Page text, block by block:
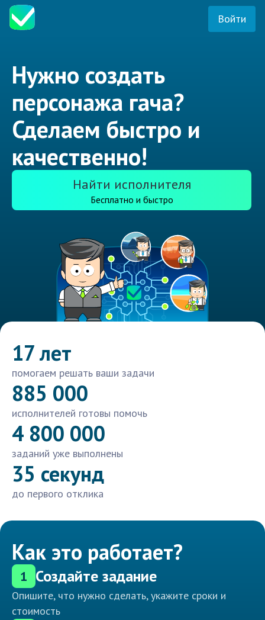
Войти
Нужно создать
персонажа гача?
Сделаем быстро и
качественно!
Найти исполнителя
Бесплатно и быстро
17 лет
помогаем решать ваши задачи
885 000
исполнителей готовы помочь
4 800 000
заданий уже выполнены
35 секунд
до первого отклика
Как это работает?
1 Создайте задание
Опишите, что нужно сделать, укажите сроки и
стоимость